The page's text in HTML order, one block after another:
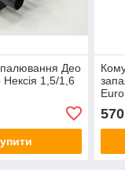
Део
1,5/1,6
570